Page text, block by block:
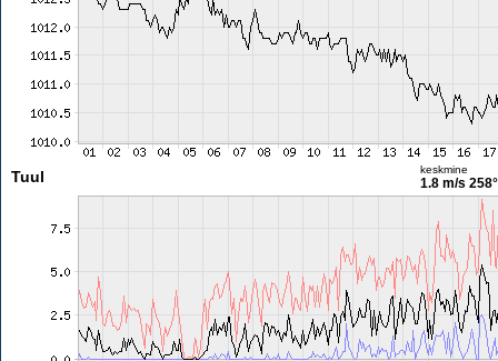
Tuul keskmine
1.8 m/s 258°